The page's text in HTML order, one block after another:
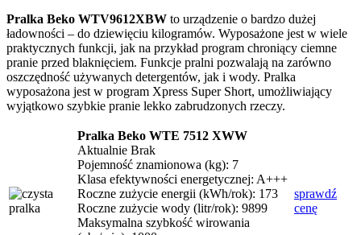
Pralka Beko WTV9612XBW to urządzenie o bardzo dużej
ładowności – do dziewięciu kilogramów. Wyposażone jest w wiele
praktycznych funkcji, jak na przykład program chroniący ciemne
pranie przed blaknięciem. Funkcje pralni pozwalają na zarówno
oszczędność używanych detergentów, jak i wody. Pralka
wyposażona jest w program Xpress Super Short, umożliwiający
wyjątkowo szybkie pranie lekko zabrudzonych rzeczy.
Pralka Beko WTE 7512 XWW
Aktualnie Brak
Pojemność znamionowa (kg): 7
Klasa efektywności energetycznej: A+++
Roczne zużycie energii (kWh/rok): 173
Roczne zużycie wody (litr/rok): 9899
Maksymalna szybkość wirowania
sprawdź
cenę